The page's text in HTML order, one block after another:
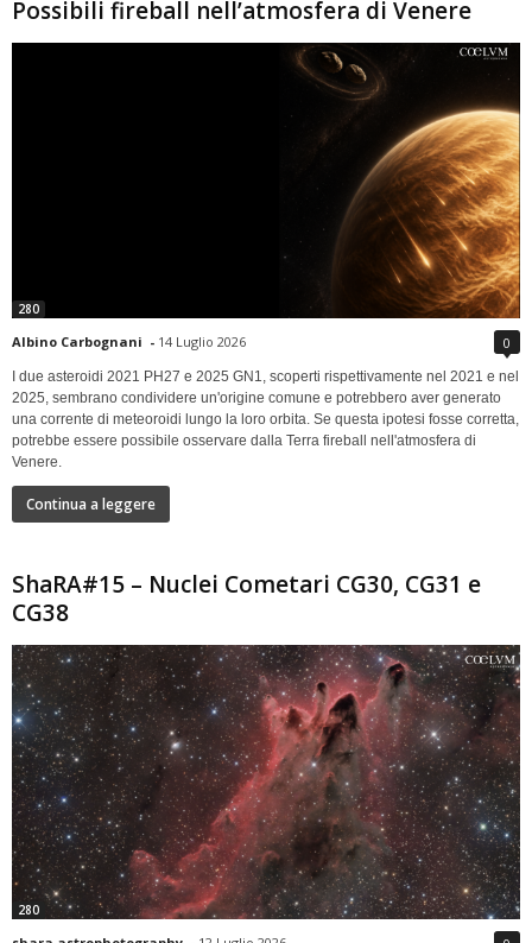
Possibili fireball nell’atmosfera di Venere
280
Albino Carbognani - 14 Luglio 2026 0
I due asteroidi 2021 PH27 e 2025 GN1, scoperti rispettivamente nel 2021 e nel
2025, sembrano condividere un'origine comune e potrebbero aver generato
una corrente di meteoroidi lungo la loro orbita. Se questa ipotesi fosse corretta,
potrebbe essere possibile osservare dalla Terra fireball nell'atmosfera di
Venere.
Continua a leggere
ShaRA#15 – Nuclei Cometari CG30, CG31 e
CG38
280